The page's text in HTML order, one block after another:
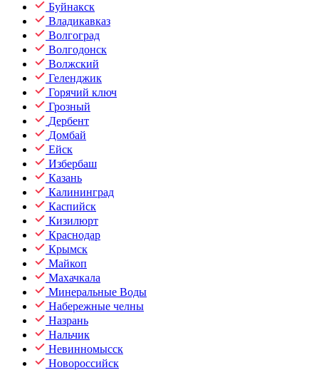
Буйнакск
Владикавказ
Волгоград
Волгодонск
Волжский
Геленджик
Горячий ключ
Грозный
Дербент
Домбай
Ейск
Избербаш
Казань
Калининград
Каспийск
Кизилюрт
Краснодар
Крымск
Майкоп
Махачкала
Минеральные Воды
Набережные челны
Назрань
Нальчик
Невинномысск
Новороссийск